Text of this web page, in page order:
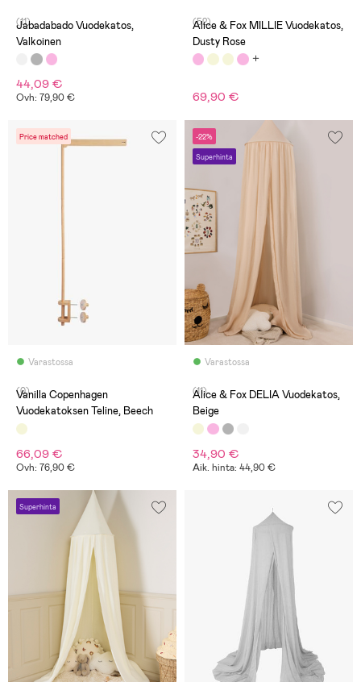
(11)
Jabadabado Vuodekatos,
Valkoinen
44,09 €
Ovh: 79,90 €
(52)
Alice & Fox MILLIE Vuodekatos,
Dusty Rose
69,90 €
Price matched
Varastossa
(0)
Vanilla Copenhagen
Vuodekatoksen Teline, Beech
66,09 €
Ovh: 76,90 €
-22%
Superhinta
Varastossa
(11)
Alice & Fox DELIA Vuodekatos,
Beige
34,90 €
Aik. hinta: 44,90 €
Superhinta